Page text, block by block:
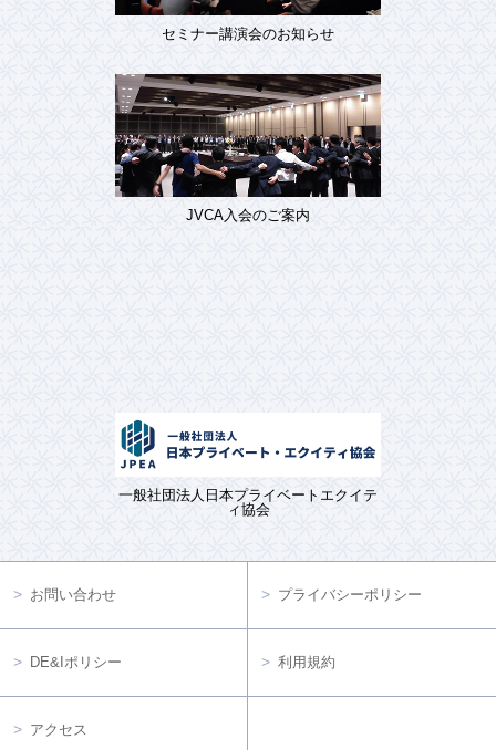
セミナー講演会のお知らせ
JVCA入会のご案内
一般社団法人日本プライベートエクイテ
ィ協会
お問い合わせ プライバシーポリシー
DE&Iポリシー 利用規約
アクセス